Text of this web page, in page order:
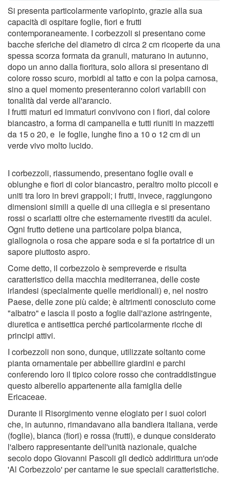
Si presenta particolarmente variopinto, grazie alla sua
capacità di ospitare foglie, fiori e frutti
contemporaneamente. I corbezzoli si presentano come
bacche sferiche del diametro di circa 2 cm ricoperte da una
spessa scorza formata da granuli, maturano in autunno,
dopo un anno dalla fioritura, solo allora si presentano di
colore rosso scuro, morbidi al tatto e con la polpa carnosa,
sino a quel momento presenteranno colori variabili con
tonalità dal verde all'arancio.
I frutti maturi ed immaturi convivono con i fiori, dal colore
biancastro, a forma di campanella e tutti riuniti in mazzetti
da 15 o 20, e le foglie, lunghe fino a 10 o 12 cm di un
verde vivo molto lucido.
I corbezzoli, riassumendo, presentano foglie ovali e
oblunghe e fiori di color biancastro, peraltro molto piccoli e
uniti tra loro in brevi grappoli; i frutti, invece, raggiungono
dimensioni simili a quelle di una ciliegia e si presentano
rossi o scarlatti oltre che esternamente rivestiti da aculei.
Ogni frutto detiene una particolare polpa bianca,
giallognola o rosa che appare soda e si fa portatrice di un
sapore piuttosto aspro.
Come detto, il corbezzolo è sempreverde e risulta
caratteristico della macchia mediterranea, delle coste
irlandesi (specialmente quelle meridionali) e, nel nostro
Paese, delle zone più calde; è altrimenti conosciuto come
"albatro" e lascia il posto a foglie dall'azione astringente,
diuretica e antisettica perché particolarmente ricche di
principi attivi.
I corbezzoli non sono, dunque, utilizzate soltanto come
pianta ornamentale per abbellire giardini e parchi
conferendo loro il tipico colore rosso che contraddistingue
questo alberello appartenente alla famiglia delle
Ericaceae.
Durante il Risorgimento venne elogiato per i suoi colori
che, in autunno, rimandavano alla bandiera italiana, verde
(foglie), bianca (fiori) e rossa (frutti), e dunque considerato
l'albero rappresentante dell'unità nazionale, qualche
secolo dopo Giovanni Pascoli gli dedicò addirittura un'ode
'Al Corbezzolo' per cantarne le sue speciali caratteristiche.